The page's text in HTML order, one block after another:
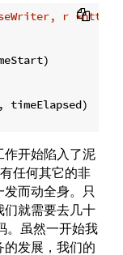
r
, timeElapsed)
开始陷入了泥
任何其它的非
而动全身。只
就需要去几十
。虽然一开始我
发展，我们的